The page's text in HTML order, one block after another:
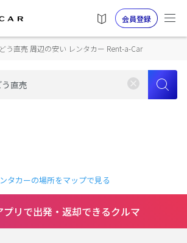
会員登録
直売 周辺の安い レンタカー Rent-a-Car
タカーの場所をマップで見る
プリで出発・返却できるクルマ